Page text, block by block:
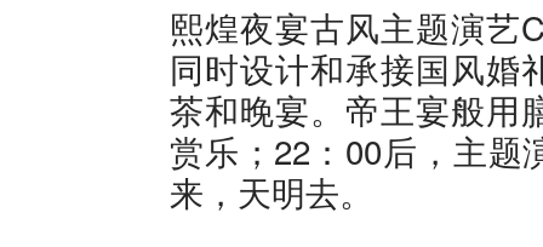
熙煌夜宴古风主题演艺
同时设计和承接国风婚
茶和晚宴。帝王宴般用
赏乐；22：00后，主题
来，天明去。